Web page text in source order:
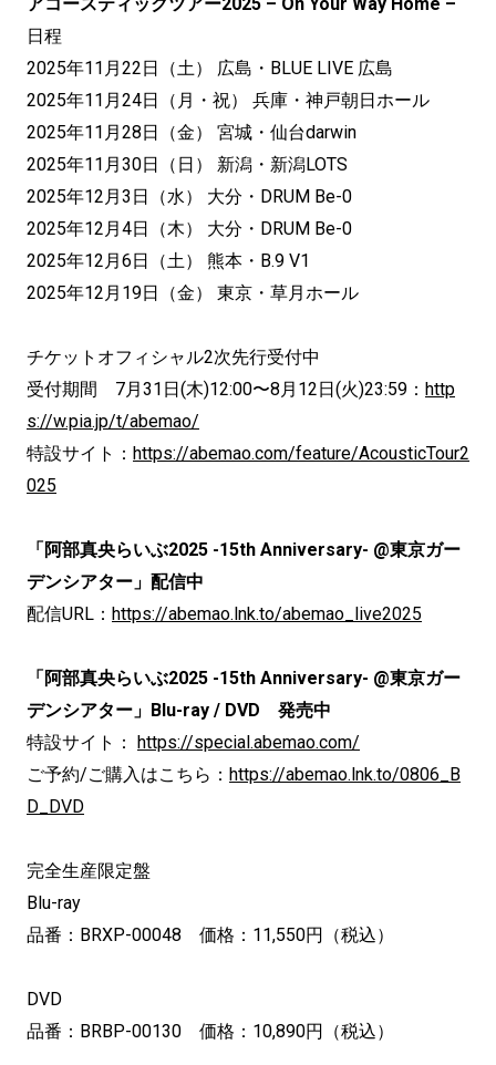
日程
2025年11月22日（土） 広島・BLUE LIVE 広島
2025年11月24日（月・祝） 兵庫・神戸朝日ホール
2025年11月28日（金） 宮城・仙台darwin
2025年11月30日（日） 新潟・新潟LOTS
2025年12月3日（水） 大分・DRUM Be-0
2025年12月4日（木） 大分・DRUM Be-0
2025年12月6日（土） 熊本・B.9 V1
2025年12月19日（金） 東京・草月ホール
チケットオフィシャル2次先行受付中
受付期間 7月31日(木)12:00〜8月12日(火)23:59： http
s://w.pia.jp/t/abemao/
特設サイト： https://abemao.com/feature/AcousticTour2
025
「阿部真央らいぶ2025 -15th Anniversary- @東京ガー
デンシアター」配信中
配信URL： https://abemao.lnk.to/abemao_live2025
「阿部真央らいぶ2025 -15th Anniversary- @東京ガー
デンシアター」Blu-ray / DVD 発売中
特設サイト： https://special.abemao.com/
ご予約/ご購入はこちら： https://abemao.lnk.to/0806_B
D_DVD
完全生産限定盤
Blu-ray
品番：BRXP-00048 価格：11,550円（税込）
DVD
品番：BRBP-00130 価格：10,890円（税込）